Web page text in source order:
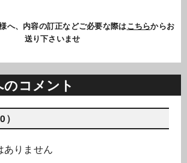
へ、内容の訂正などご必要な際はこちらからお
送り下さいませ
コメント
ありません